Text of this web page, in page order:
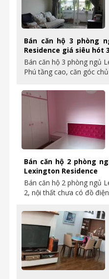
Bán căn hộ 3 phòng
Residence giá siêu hót
Bán căn hộ 3 phòng ngủ
Phú tầng cao, căn góc
Bán căn hộ 2 phòng
Lexington Residence
Bán căn hộ 2 phòng ngủ
2, nội thất chưa có đồ